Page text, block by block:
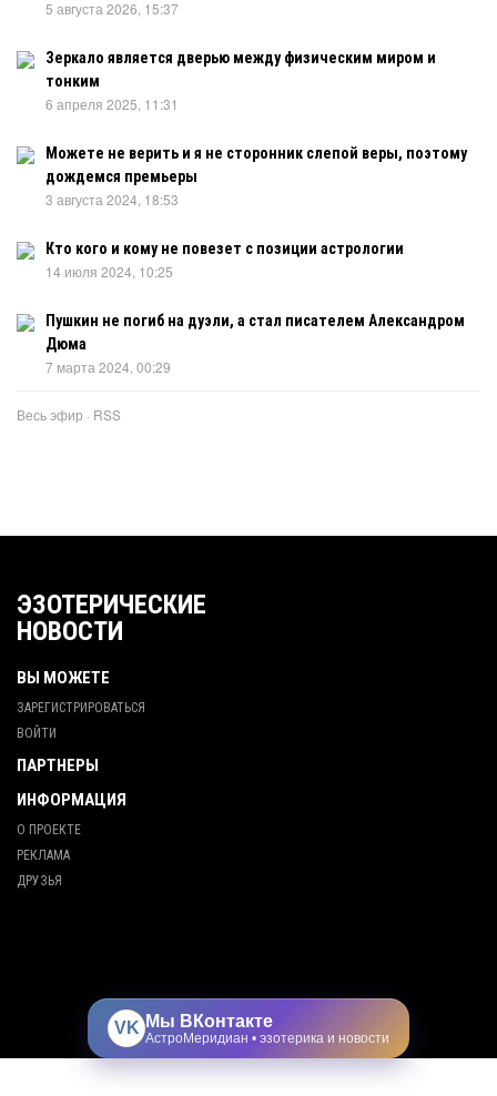
5 августа 2026, 15:37
Зеркало является дверью между физическим миром и
тонким
6 апреля 2025, 11:31
Можете не верить и я не сторонник слепой веры, поэтому
дождемся премьеры
3 августа 2024, 18:53
Кто кого и кому не повезет с позиции астрологии
14 июля 2024, 10:25
Пушкин не погиб на дуэли, а стал писателем Александром
Дюма
7 марта 2024, 00:29
Весь эфир · RSS
ЭЗОТЕРИЧЕСКИЕ
НОВОСТИ
ВЫ МОЖЕТЕ
ЗАРЕГИСТРИРОВАТЬСЯ
ВОЙТИ
ПАРТНЕРЫ
ИНФОРМАЦИЯ
О ПРОЕКТЕ
РЕКЛАМА
ДРУЗЬЯ
VK Мы ВКонтакте
АстроМеридиан • эзотерика и новости